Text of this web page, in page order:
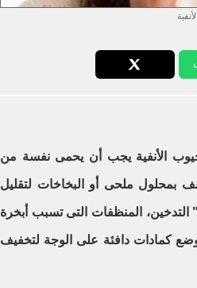
الأنفية يجب أن يحمى نفسة من
بمحلول ملحى أو البخاخات لتقليل
المنظفات التى تسبب أبخرة
كمادات دافئة على الوجة لتخفيف